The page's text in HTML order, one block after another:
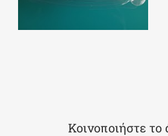
Κοινοποιήστε το